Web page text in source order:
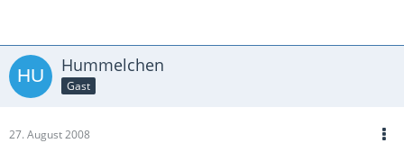
Hummelchen
Gast
27. August 2008